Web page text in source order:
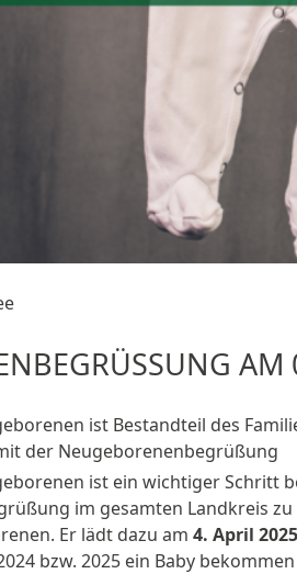
AM
ist Bestandteil des
der Neugeborenenbegrüßung
ist ein wichtiger Schritt
im gesamten Landkreis
Er lädt dazu am 4. April
bzw. 2025 ein Baby